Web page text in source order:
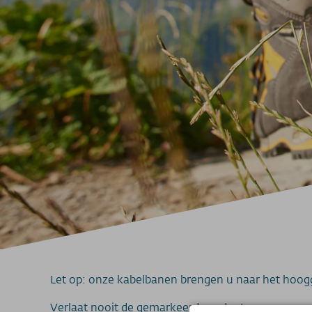
Let op: onze kabelbanen brengen u naar het
Verlaat nooit de gemarkeerde paden!